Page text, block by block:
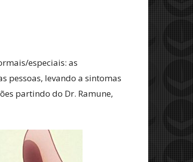
especiais: as
pessoas, levando a sintomas
partindo do Dr. Ramune,